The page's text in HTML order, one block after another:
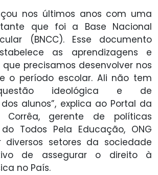
nos últimos anos com uma
que foi a Base Nacional
(BNCC). Esse documento
as aprendizagens e
precisamos desenvolver nos
o período escolar. Ali não tem
ideológica e de
alunos”, explica ao Portal da
Corrêa, gerente de políticas
Todos Pela Educação, ONG
diversos setores da sociedade
de assegurar o direito à
no País.